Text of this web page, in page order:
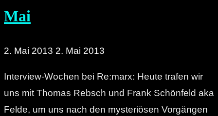
…
Thanks
And
Mai
2. Mai 2013 2. Mai 2013
Interview-Wochen bei Re:marx: Heute trafen wir
uns mit Thomas Rebsch und Frank Schönfeld aka
Felde, um uns nach den mysteriösen Vorgängen